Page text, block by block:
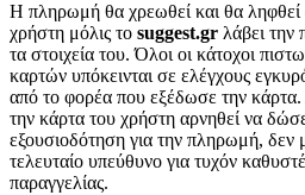
Η πληρωμή θα χρεωθεί και θα ληφθεί
χρήστη μόλις το suggest.gr λάβει την
τα στοιχεία του. Όλοι οι κάτοχοι
καρτών υπόκεινται σε ελέγχους
από το φορέα που εξέδωσε την
την κάρτα του χρήστη αρνηθεί να
εξουσιοδότηση για την πληρωμή, δεν
τελευταίο υπεύθυνο για τυχόν
παραγγελίας.